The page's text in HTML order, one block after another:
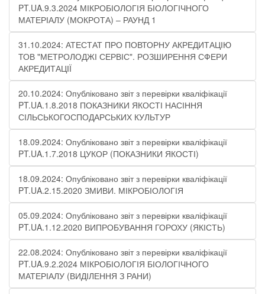
PT.UA.9.3.2024 МІКРОБІОЛОГІЯ БІОЛОГІЧНОГО
МАТЕРІАЛУ (МОКРОТА) – РАУНД 1
31.10.2024: АТЕСТАТ ПРО ПОВТОРНУ АКРЕДИТАЦІЮ
ТОВ "МЕТРОЛОДЖІ СЕРВІС". РОЗШИРЕННЯ СФЕРИ
АКРЕДИТАЦІЇ
20.10.2024: Опубліковано звіт з перевірки кваліфікації
PT.UA.1.8.2018 ПОКАЗНИКИ ЯКОСТІ НАСІННЯ
СІЛЬСЬКОГОСПОДАРСЬКИХ КУЛЬТУР
18.09.2024: Опубліковано звіт з перевірки кваліфікації
PT.UA.1.7.2018 ЦУКОР (ПОКАЗНИКИ ЯКОСТІ)​
18.09.2024: Опубліковано звіт з перевірки кваліфікації
PT.UA.2.15.2020 ЗМИВИ. МІКРОБІОЛОГІЯ
05.09.2024: Опубліковано звіт з перевірки кваліфікації
PT.UA.1.12.2020 ВИПРОБУВАННЯ ГОРОХУ (ЯКІСТЬ)
22.08.2024: Опубліковано звіт з перевірки кваліфікації
PT.UA.9.2.2024 МІКРОБІОЛОГІЯ БІОЛОГІЧНОГО
МАТЕРІАЛУ (ВИДІЛЕННЯ З РАНИ)